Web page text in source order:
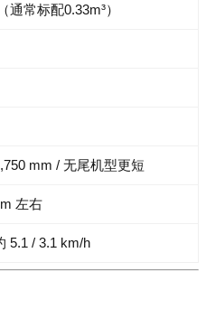
通常标配0.33m³）
mm / 无尾机型更短
左右
5.1 / 3.1 km/h